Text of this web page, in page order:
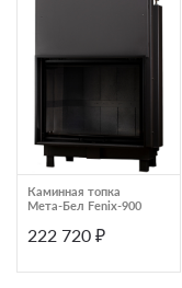
Каминная топка
Мета-Бел Fenix-900
222 720 ₽